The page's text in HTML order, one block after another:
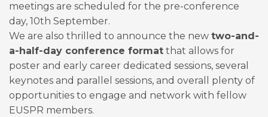
meetings are scheduled for the pre-conference
day, 10th September.
We are also thrilled to announce the new two-and-
a-half-day conference format that allows for
poster and early career dedicated sessions, several
keynotes and parallel sessions, and overall plenty of
opportunities to engage and network with fellow
EUSPR members.